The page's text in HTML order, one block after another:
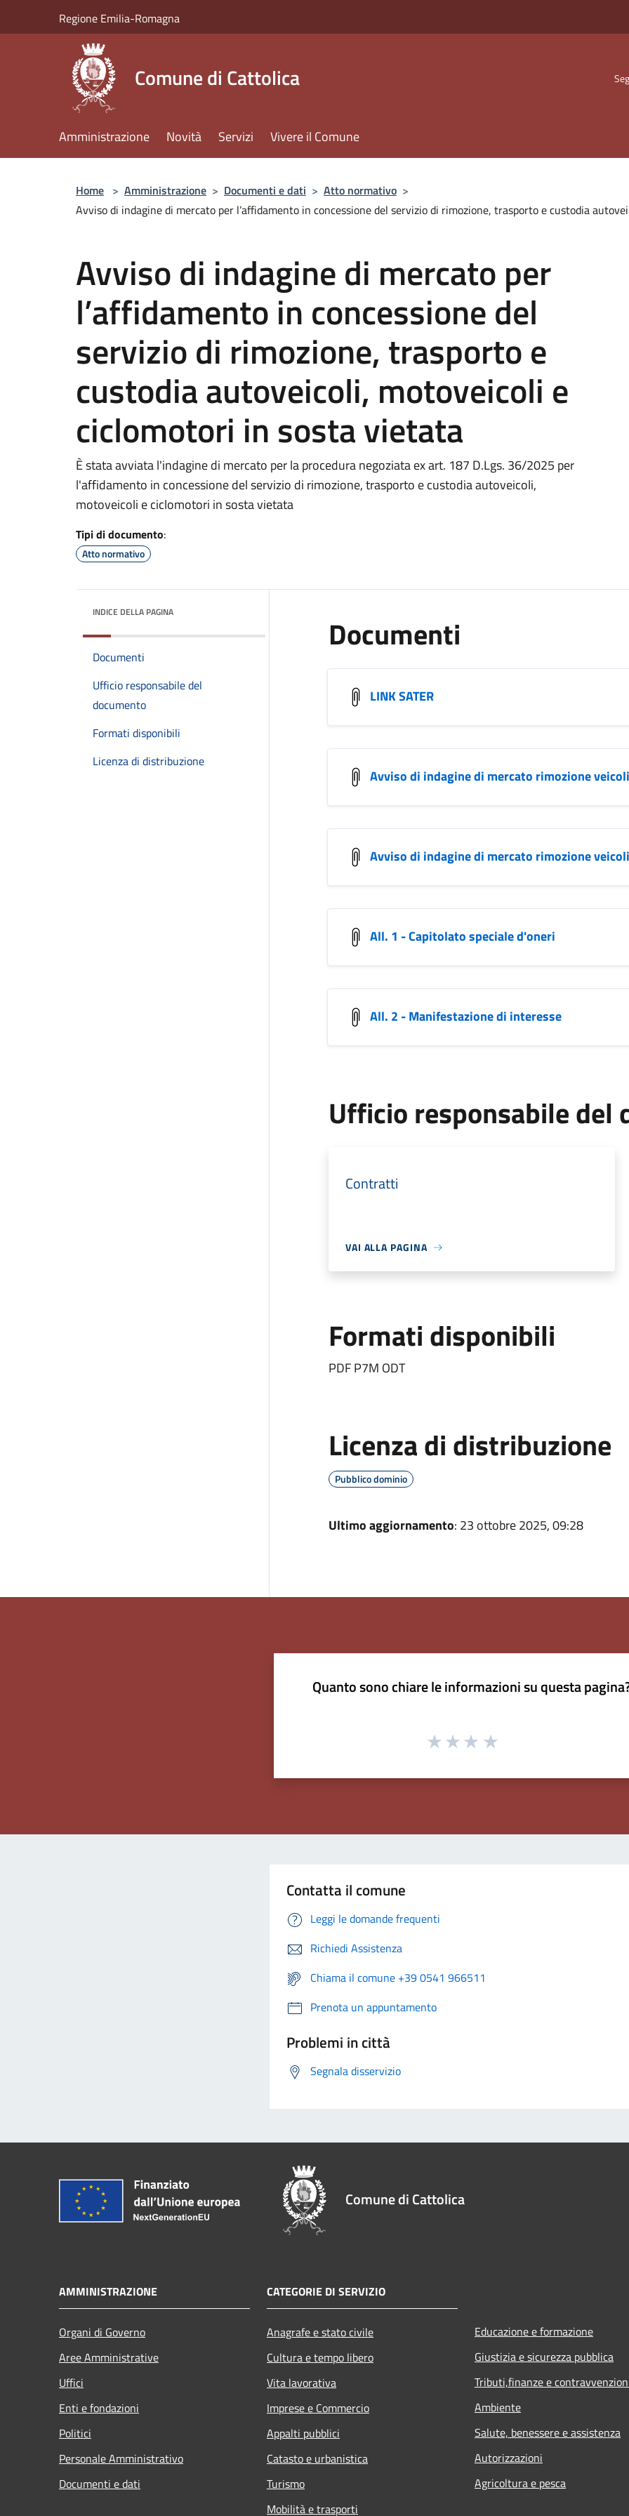
Regione Emilia-Romagna
Comune di Cattolica
Amministrazione Novità Servizi Vivere il Comune
Home > Amministrazione > Documenti e dati > Atto normativo >
Avviso di indagine di mercato per l’affidamento in concessione del servizio di rimozione, trasporto e custodia
Avviso di indagine di mercato per
l’affidamento in concessione del
servizio di rimozione, trasporto e
custodia autoveicoli, motoveicoli e
ciclomotori in sosta vietata
È stata avviata l'indagine di mercato per la procedura negoziata ex art. 187 D.Lgs. 36/2025 per
l'affidamento in concessione del servizio di rimozione, trasporto e custodia autoveicoli,
motoveicoli e ciclomotori in sosta vietata
Tipi di documento:
Atto normativo
INDICE DELLA PAGINA
Documenti
Ufficio responsabile del
documento
Formati disponibili
Licenza di distribuzione
Documenti
LINK SATER
Avviso di indagine di mercato rimozione
Avviso di indagine di mercato rimozione
All. 1 - Capitolato speciale d'oneri
All. 2 - Manifestazione di interesse
Ufficio responsabile del
Contratti
VAI ALLA PAGINA
Formati disponibili
PDF P7M ODT
Licenza di distribuzione
Pubblico dominio
Ultimo aggiornamento: 23 ottobre 2025, 09:28
Quanto sono chiare le informazioni su questa
Contatta il comune
Leggi le domande frequenti
Richiedi Assistenza
Chiama il comune +39 0541 966511
Prenota un appuntamento
Problemi in città
Segnala disservizio
Comune di Cattolica
AMMINISTRAZIONE
Organi di Governo
Aree Amministrative
Uffici
Enti e fondazioni
Politici
Personale Amministrativo
Documenti e dati
CATEGORIE DI SERVIZIO
Anagrafe e stato civile
Cultura e tempo libero
Vita lavorativa
Imprese e Commercio
Appalti pubblici
Catasto e urbanistica
Turismo
Mobilità e trasporti
Educazione e formazione
Giustizia e sicurezza pubblica
Tributi,finanze e
Ambiente
Salute, benessere e assistenza
Autorizzazioni
Agricoltura e pesca